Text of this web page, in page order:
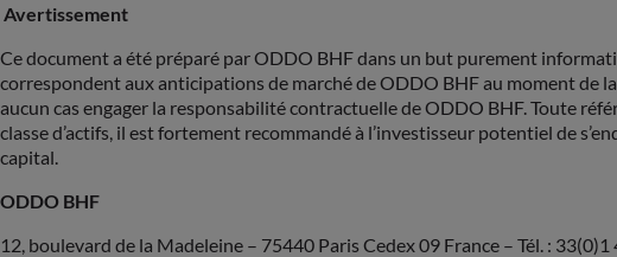
Avertissement
Ce document a été préparé par ODDO BHF dans un but purement
correspondent aux anticipations de marché de ODDO BHF au moment de
aucun cas engager la responsabilité contractuelle de ODDO BHF. Toute
classe d’actifs, il est fortement recommandé à l’investisseur potentiel de
capital.
ODDO BHF
12, boulevard de la Madeleine – 75440 Paris Cedex 09 France – Tél. :